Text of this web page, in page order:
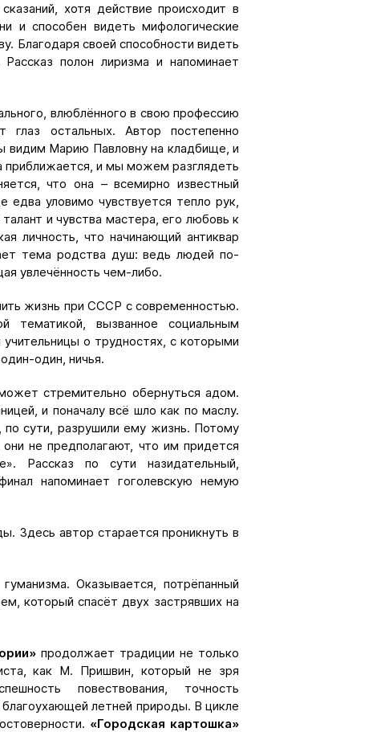
хотя действие происходит в
и способен видеть мифологические
Благодаря своей способности видеть
полон лиризма и напоминает
влюблённого в свою профессию
остальных. Автор постепенно
видим Марию Павловну на кладбище, и
приближается, и мы можем разглядеть
что она – всемирно известный
уловимо чувствуется тепло рук,
и чувства мастера, его любовь к
личность, что начинающий антиквар
тема родства душ: ведь людей по-
увлечённость чем-либо.
жизнь при СССР с современностью.
вызванное социальным
о трудностях, с которыми
один, ничья.
стремительно обернуться адом.
и поначалу всё шло как по маслу.
сути, разрушили ему жизнь. Потому
не предполагают, что им придется
Рассказ по сути назидательный,
напоминает гоголевскую немую
Здесь автор старается проникнуть в
Оказывается, потрёпанный
который спасёт двух застрявших на
продолжает традиции не только
как М. Пришвин, который не зря
повествования, точность
благоухающей летней природы. В цикле
«Городская картошка»